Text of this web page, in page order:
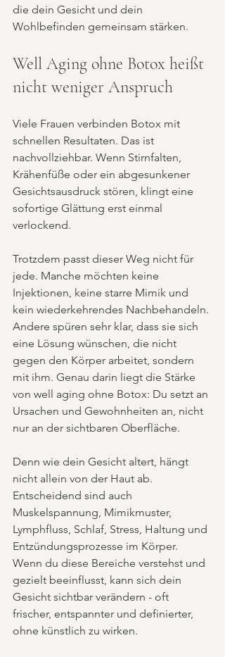
die dein Gesicht und dein
Wohlbefinden gemeinsam stärken.
Well Aging ohne Botox heißt
nicht weniger Anspruch
Viele Frauen verbinden Botox mit
schnellen Resultaten. Das ist
nachvollziehbar. Wenn Stirnfalten,
Krähenfüße oder ein abgesunkener
Gesichtsausdruck stören, klingt eine
sofortige Glättung erst einmal
verlockend.
Trotzdem passt dieser Weg nicht für
jede. Manche möchten keine
Injektionen, keine starre Mimik und
kein wiederkehrendes Nachbehandeln.
Andere spüren sehr klar, dass sie sich
eine Lösung wünschen, die nicht
gegen den Körper arbeitet, sondern
mit ihm. Genau darin liegt die Stärke
von well aging ohne Botox: Du setzt an
Ursachen und Gewohnheiten an, nicht
nur an der sichtbaren Oberfläche.
Denn wie dein Gesicht altert, hängt
nicht allein von der Haut ab.
Entscheidend sind auch
Muskelspannung, Mimikmuster,
Lymphfluss, Schlaf, Stress, Haltung und
Entzündungsprozesse im Körper.
Wenn du diese Bereiche verstehst und
gezielt beeinflusst, kann sich dein
Gesicht sichtbar verändern - oft
frischer, entspannter und definierter,
ohne künstlich zu wirken.